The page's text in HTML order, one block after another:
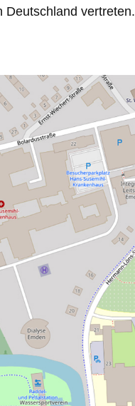
Deutschland vertreten.